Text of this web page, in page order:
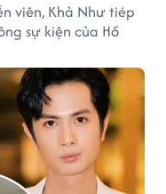
viên, Khả Như tiép
sự kiện của Hồ